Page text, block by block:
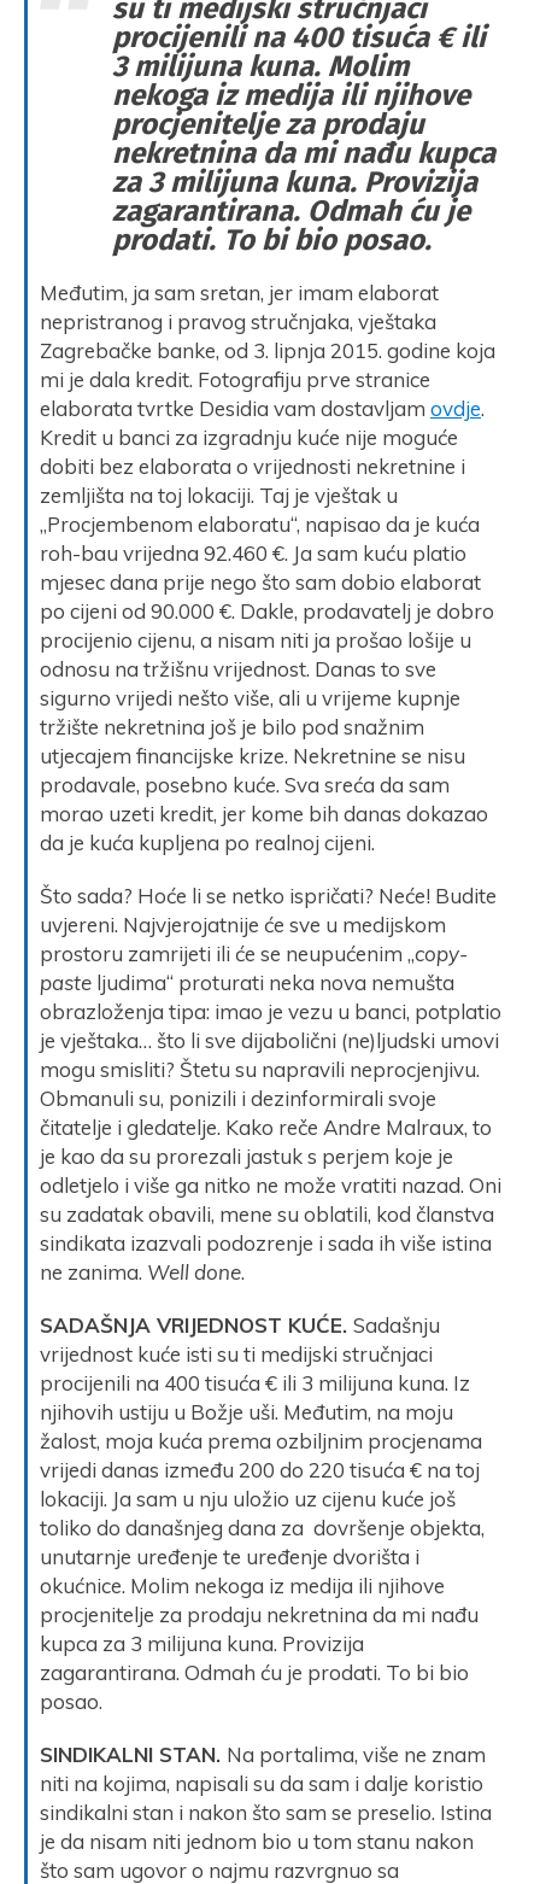
su ti medijski stručnjaci
procijenili na 400 tisuća € ili
3 milijuna kuna. Molim
nekoga iz medija ili njihove
procjenitelje za prodaju
nekretnina da mi nađu kupca
za 3 milijuna kuna. Provizija
zagarantirana. Odmah ću je
prodati. To bi bio posao.
Međutim, ja sam sretan, jer imam elaborat
nepristranog i pravog stručnjaka, vještaka
Zagrebačke banke, od 3. lipnja 2015. godine koja
mi je dala kredit. Fotografiju prve stranice
elaborata tvrtke Desidia vam dostavljam ovdje.
Kredit u banci za izgradnju kuće nije moguće
dobiti bez elaborata o vrijednosti nekretnine i
zemljišta na toj lokaciji. Taj je vještak u
„Procjembenom elaboratu“, napisao da je kuća
roh-bau vrijedna 92.460 €. Ja sam kuću platio
mjesec dana prije nego što sam dobio elaborat
po cijeni od 90.000 €. Dakle, prodavatelj je dobro
procijenio cijenu, a nisam niti ja prošao lošije u
odnosu na tržišnu vrijednost. Danas to sve
sigurno vrijedi nešto više, ali u vrijeme kupnje
tržište nekretnina još je bilo pod snažnim
utjecajem financijske krize. Nekretnine se nisu
prodavale, posebno kuće. Sva sreća da sam
morao uzeti kredit, jer kome bih danas dokazao
da je kuća kupljena po realnoj cijeni.
Što sada? Hoće li se netko ispričati? Neće! Budite
uvjereni. Najvjerojatnije će sve u medijskom
prostoru zamrijeti ili će se neupućenim „copy-
paste ljudima“ proturati neka nova nemušta
obrazloženja tipa: imao je vezu u banci, potplatio
je vještaka… što li sve dijabolični (ne)ljudski umovi
mogu smisliti? Štetu su napravili neprocjenjivu.
Obmanuli su, ponizili i dezinformirali svoje
čitatelje i gledatelje. Kako reče Andre Malraux, to
je kao da su prorezali jastuk s perjem koje je
odletjelo i više ga nitko ne može vratiti nazad. Oni
su zadatak obavili, mene su oblatili, kod članstva
sindikata izazvali podozrenje i sada ih više istina
ne zanima. Well done.
SADAŠNJA VRIJEDNOST KUĆE. Sadašnju
vrijednost kuće isti su ti medijski stručnjaci
procijenili na 400 tisuća € ili 3 milijuna kuna. Iz
njihovih ustiju u Božje uši. Međutim, na moju
žalost, moja kuća prema ozbiljnim procjenama
vrijedi danas između 200 do 220 tisuća € na toj
lokaciji. Ja sam u nju uložio uz cijenu kuće još
toliko do današnjeg dana za dovršenje objekta,
unutarnje uređenje te uređenje dvorišta i
okućnice. Molim nekoga iz medija ili njihove
procjenitelje za prodaju nekretnina da mi nađu
kupca za 3 milijuna kuna. Provizija
zagarantirana. Odmah ću je prodati. To bi bio
posao.
SINDIKALNI STAN. Na portalima, više ne znam
niti na kojima, napisali su da sam i dalje koristio
sindikalni stan i nakon što sam se preselio. Istina
je da nisam niti jednom bio u tom stanu nakon
što sam ugovor o najmu razvrgnuo sa